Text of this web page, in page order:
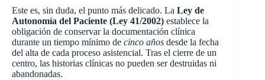
Este es, sin duda, el punto más delicado. La Ley de
Autonomía del Paciente (Ley 41/2002) establece la
obligación de conservar la documentación clínica
durante un tiempo mínimo de cinco años desde la fecha
del alta de cada proceso asistencial. Tras el cierre de un
centro, las historias clínicas no pueden ser destruidas ni
abandonadas.